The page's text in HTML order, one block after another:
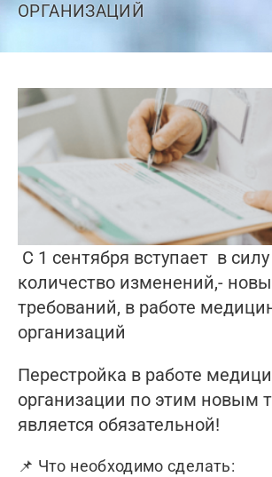
ОРГАНИЗАЦИЙ
С 1 сентября вступает в
количество изменений,-
требований, в работе
организаций
Перестройка в работе
организации по этим новым
является обязательной!
📌 Что необходимо сделать: